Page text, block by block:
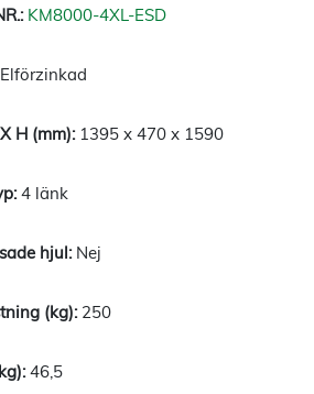
KM8000-4XL-ESD
Elförzinkad
1395 x 470 x 1590
4 länk
Nej
250
46,5